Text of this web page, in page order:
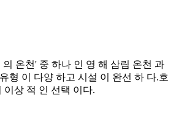
온천' 중 하나 인 영 해 삼림 온천 과
형 이 다양 하고 시설 이 완선 하 다.호
이상 적 인 선택 이다.